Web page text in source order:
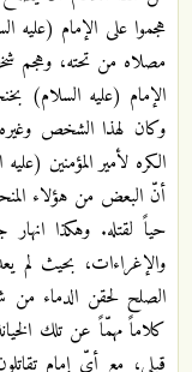
هجموا على الإمام (عليه
مصلاه من تحته، وهجم
الإمام (عليه السلام)
وكان لهذا الشخص وغيره
الكره لأمير المؤمنين
أنّ البعض من هؤلاء
حياً لقتله. وهكذا
والإغراءات، بحيث لم
الصلح لحقن الدماء من
كلاماً مهمّاً عن تلك
قبلي، مع أيّ إمامٍ